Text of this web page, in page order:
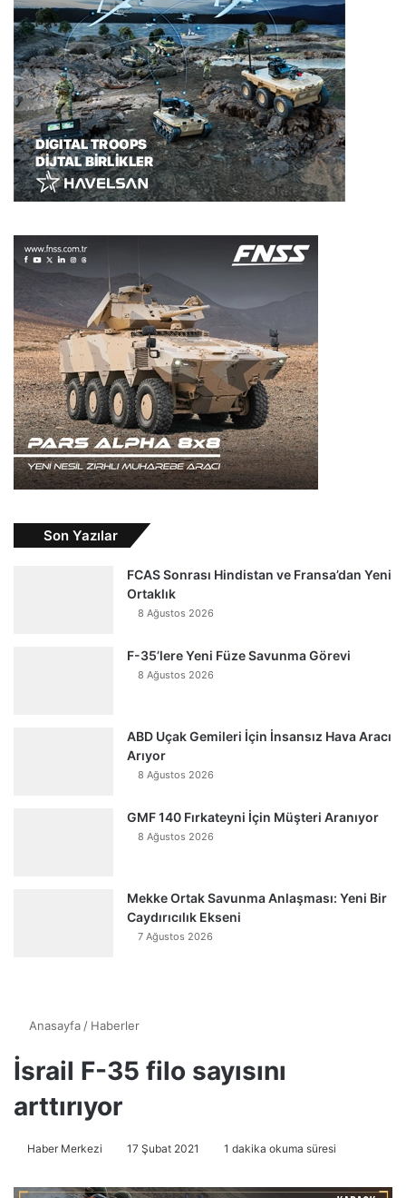
Son Yazılar
FCAS Sonrası Hindistan ve Fransa’dan Yeni
Ortaklık
8 Ağustos 2026
F-35’lere Yeni Füze Savunma Görevi
8 Ağustos 2026
ABD Uçak Gemileri İçin İnsansız Hava Aracı
Arıyor
8 Ağustos 2026
GMF 140 Fırkateyni İçin Müşteri Aranıyor
8 Ağustos 2026
Mekke Ortak Savunma Anlaşması: Yeni Bir
Caydırıcılık Ekseni
7 Ağustos 2026